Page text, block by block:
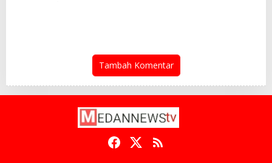
Tambah Komentar